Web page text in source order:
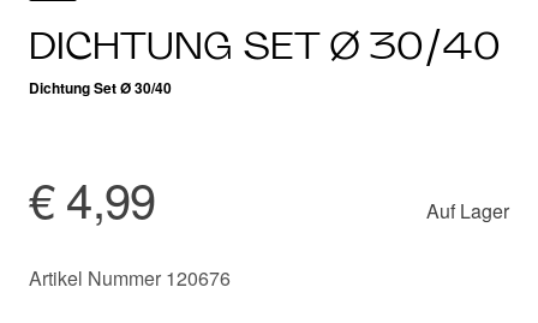
DICHTUNG SET Ø 30/40
Dichtung Set Ø 30/40
€ 4,99 Auf Lager
Artikel Nummer 120676